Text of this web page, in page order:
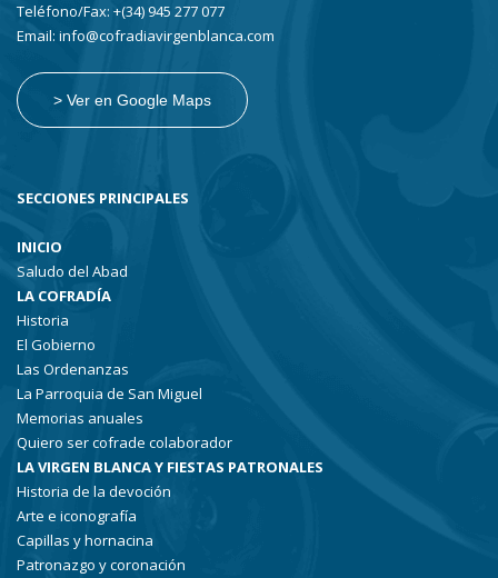
Teléfono/Fax: +(34) 945 277 077
Email: info@cofradiavirgenblanca.com
> Ver en Google Maps
SECCIONES PRINCIPALES
INICIO
Saludo del Abad
LA COFRADÍA
Historia
El Gobierno
Las Ordenanzas
La Parroquia de San Miguel
Memorias anuales
Quiero ser cofrade colaborador
LA VIRGEN BLANCA Y FIESTAS PATRONALES
Historia de la devoción
Arte e iconografía
Capillas y hornacina
Patronazgo y coronación